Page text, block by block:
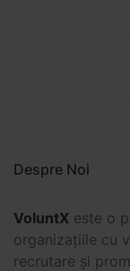
Despre Noi
VoluntX este o
organizațiile cu
recrutare și